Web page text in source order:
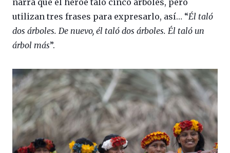
narra que el héroe taló cinco árboles, pero
utilizan tres frases para expresarlo, así… “Él taló
dos árboles. De nuevo, él taló dos árboles. Él taló un
árbol más”.